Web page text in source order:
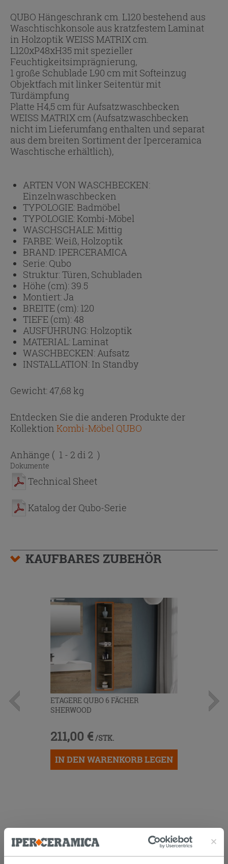
QUBO Hängeschrank cm. L120 bestehend aus
Waschtischkonsole aus kratzfestem Laminat
in Holzoptik WEISS MATRIX cm.
L120xP48xH35 mit spezieller
Feuchtigkeitsimprägnierung,
1 große Schublade L90 cm mit Softeinzug
Objektfach mit linker Seitentür mit
Türdämpfung
Platte H4,5 cm für Aufsatzwaschbecken
WEISS MATRIX cm (Aufsatzwaschbecken
nicht im Lieferumfang enthalten und separat
aus dem breiten Sortiment der Iperceramica
Waschtische erhältlich),
ARTEN VON WASCHBECKEN:
Einzelnwaschbecken
TYPOLOGIE:Badmöbel
TYPOLOGIE:Kombi-Möbel
WASCHSCHALE:Mittig
FARBE:Weiß, Holzoptik
BRAND: IPERCERAMICA
Serie: Qubo
Struktur:Türen, Schubladen
Höhe (cm): 39.5
Montiert:Ja
BREITE (cm): 120
TIEFE (cm):48
AUSFÜHRUNG:Holzoptik
MATERIAL:Laminat
WASCHBECKEN:Aufsatz
INSTALLATION: In Standby
Gewicht: 47,68 kg
Entdecken Sie die anderen Produkte der
Kollektion Kombi-Möbel QUBO
Anhänge ( 1 - 2 di 2 )
Dokumente
Technical Sheet
Katalog der Qubo-Serie
KAUFBARES ZUBEHÖR
ETAGERE QUBO 6 FÄCHER
SHERWOOD
211,00 € /STK.
IN DEN WARENKORB LEGEN
KUNDEN, DIE DIESEN ARTIKEL